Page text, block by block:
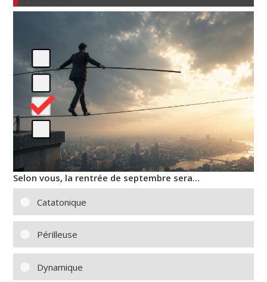
Selon vous, la rentrée de septembre sera…
Catatonique
Périlleuse
Dynamique